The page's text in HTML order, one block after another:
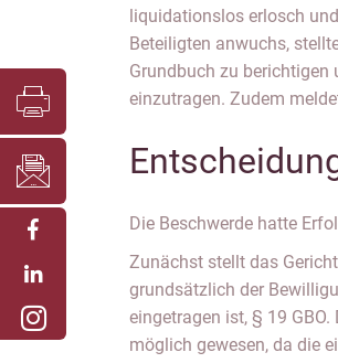
liquidationslos erlosch
Beteiligten anwuchs,
Grundbuch zu berichtigen
einzutragen. Zudem
Eintragungshindernis zu
englischen Notars
Die Beschwerde hatte
Zunächst stellt das
grundsätzlich der
eingetragen ist, § 19
möglich gewesen, da die